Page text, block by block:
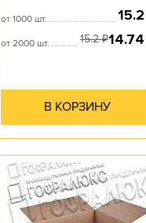
от 1000 шт. 15.2
от 2000 шт. 15.2₽14.74
В КОРЗИНУ